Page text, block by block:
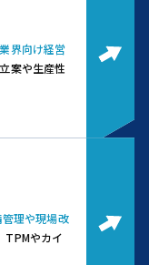
界向け経営
案や生産性
理や現場改
TPMやカイ